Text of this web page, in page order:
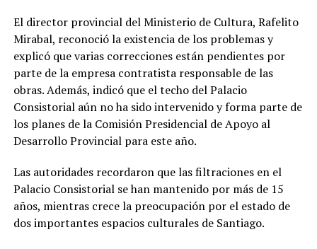
El director provincial del Ministerio de Cultura, Rafelito
Mirabal, reconoció la existencia de los problemas y
explicó que varias correcciones están pendientes por
parte de la empresa contratista responsable de las
obras. Además, indicó que el techo del Palacio
Consistorial aún no ha sido intervenido y forma parte de
los planes de la Comisión Presidencial de Apoyo al
Desarrollo Provincial para este año.
Las autoridades recordaron que las filtraciones en el
Palacio Consistorial se han mantenido por más de 15
años, mientras crece la preocupación por el estado de
dos importantes espacios culturales de Santiago.